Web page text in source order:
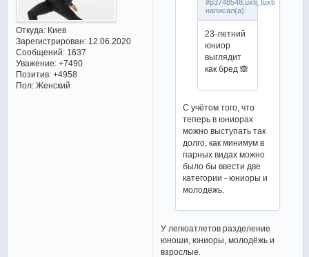
Откуда:Киев
Зарегистрирован: 12.06.2020
Сообщений:1637
Уважение: +7490
Позитив: +4958
Пол:Женский
#p3748548,uxti_tuxti
написал(а):
23-летний
юниор
выглядит
как бред 🙈
С учётом того, что
теперь в юниорах
можно выступать так
долго, как минимум в
парных видах можно
было бы ввести две
категории - юниоры и
молодежь.
У легкоатлетов разделение
юноши, юниоры, молодёжь и
взрослые.